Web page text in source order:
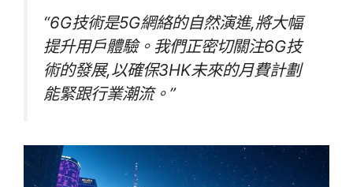
“6G技術是5G網絡的自然演進,將大幅
提升用戶體驗。我們正密切關注6G技
術的發展,以確保3HK未來的月費計劃
能緊跟行業潮流。”